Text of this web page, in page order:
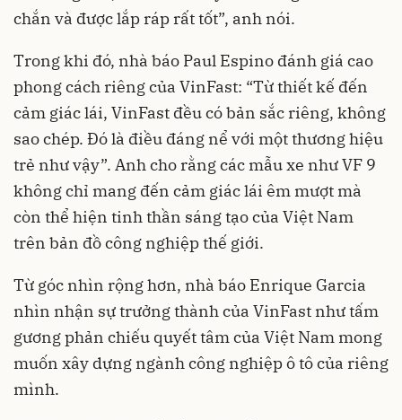
chắn và được lắp ráp rất tốt”, anh nói.
Trong khi đó, nhà báo Paul Espino đánh giá cao
phong cách riêng của VinFast: “Từ thiết kế đến
cảm giác lái, VinFast đều có bản sắc riêng, không
sao chép. Đó là điều đáng nể với một thương hiệu
trẻ như vậy”. Anh cho rằng các mẫu xe như VF 9
không chỉ mang đến cảm giác lái êm mượt mà
còn thể hiện tinh thần sáng tạo của Việt Nam
trên bản đồ công nghiệp thế giới.
Từ góc nhìn rộng hơn, nhà báo Enrique Garcia
nhìn nhận sự trưởng thành của VinFast như tấm
gương phản chiếu quyết tâm của Việt Nam mong
muốn xây dựng ngành công nghiệp ô tô của riêng
mình.